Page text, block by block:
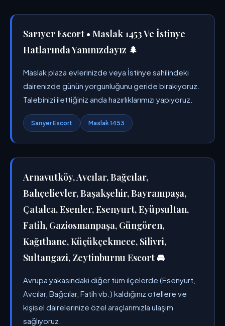
Sarıyer Escort • Maslak 1453 Ve İstinye
Hatlarında Yanınızdayız 🌲
Maslak plaza evlerinizde veya İstinye sahilindeki
dairenizde günün yorgunluğunu geride bırakıyoruz.
Talebinizi ilettiğiniz anda hazırlıklarımızı yapıyoruz.
Sarıyer Escort Maslak 1453
Arnavutköy, Avcılar, Bağcılar,
Bahçelievler, Başakşehir, Bayrampaşa,
Çatalca, Esenler, Esenyurt, Eyüpsultan,
Fatih, Gaziosmanpaşa, Güngören,
Kağıthane, Küçükçekmece, Silivri,
Sultangazi, Zeytinburnu Escort 🚘
Avrupa yakasındaki diğer tüm ilçelerde (Esenyurt,
Avcılar, Bağcılar, Fatih vb.) kaldığınız otellere ve
kişisel dairelerinize özel araçlarımızla ulaşım
sağlıyoruz.